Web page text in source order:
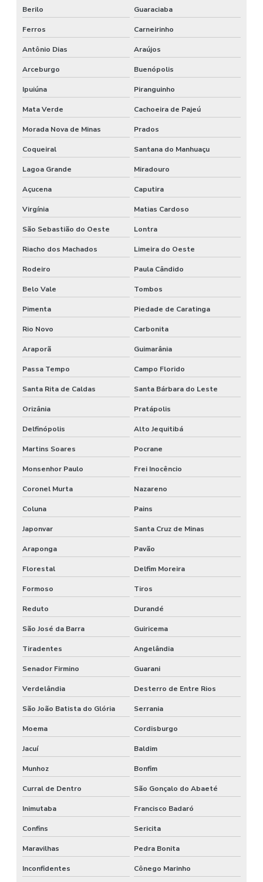
Berilo Guaraciaba
Ferros Carneirinho
Antônio Dias Araújos
Arceburgo Buenópolis
Ipuiúna Piranguinho
Mata Verde Cachoeira de Pajeú
Morada Nova de Minas Prados
Coqueiral Santana do Manhuaçu
Lagoa Grande Miradouro
Açucena Caputira
Virgínia Matias Cardoso
São Sebastião do Oeste Lontra
Riacho dos Machados Limeira do Oeste
Rodeiro Paula Cândido
Belo Vale Tombos
Pimenta Piedade de Caratinga
Rio Novo Carbonita
Araporã Guimarânia
Passa Tempo Campo Florido
Santa Rita de Caldas Santa Bárbara do Leste
Orizânia Pratápolis
Delfinópolis Alto Jequitibá
Martins Soares Pocrane
Monsenhor Paulo Frei Inocêncio
Coronel Murta Nazareno
Coluna Pains
Japonvar Santa Cruz de Minas
Araponga Pavão
Florestal Delfim Moreira
Formoso Tiros
Reduto Durandé
São José da Barra Guiricema
Tiradentes Angelândia
Senador Firmino Guarani
Verdelândia Desterro de Entre Rios
São João Batista do Glória Serrania
Moema Cordisburgo
Jacuí Baldim
Munhoz Bonfim
Curral de Dentro São Gonçalo do Abaeté
Inimutaba Francisco Badaró
Confins Sericita
Maravilhas Pedra Bonita
Inconfidentes Cônego Marinho